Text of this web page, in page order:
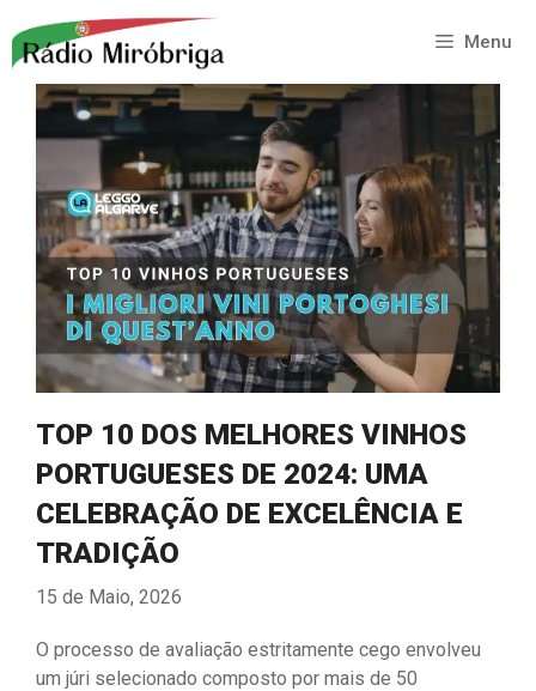
para
conteúdo
Menu
TOP 10 DOS MELHORES VINHOS
PORTUGUESES DE 2024: UMA
CELEBRAÇÃO DE EXCELÊNCIA E
TRADIÇÃO
15 de Maio, 2026
O processo de avaliação estritamente cego envolveu
um júri selecionado composto por mais de 50